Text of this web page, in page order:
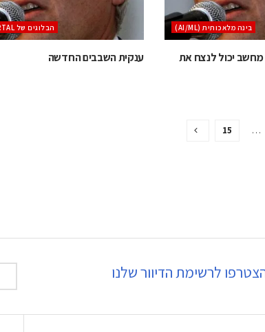
בינה מלאכותית (AI/ML)
יכול לנצח את
הבלוגים של CHIPORTAL
ענקית השבבים החדשה
…
15
לרשימת הדיוור שלנו